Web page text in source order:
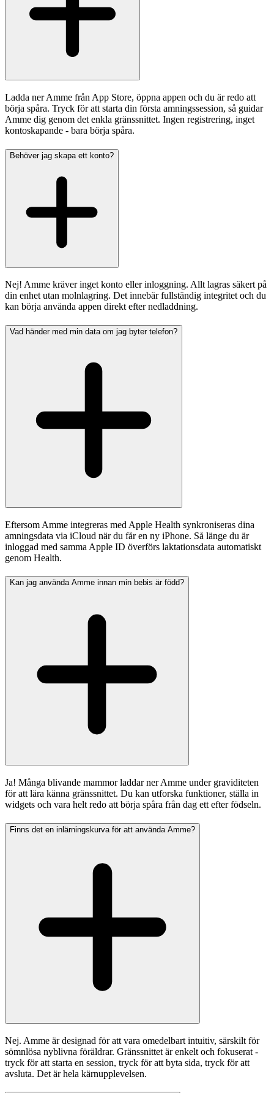
Ladda ner Amme från App Store, öppna appen och du är redo att
börja spåra. Tryck för att starta din första amningssession, så guidar
Amme dig genom det enkla gränssnittet. Ingen registrering, inget
kontoskapande - bara börja spåra.
Behöver jag skapa ett konto?
Nej! Amme kräver inget konto eller inloggning. Allt lagras säkert på
din enhet utan molnlagring. Det innebär fullständig integritet och du
kan börja använda appen direkt efter nedladdning.
Vad händer med min data om jag byter telefon?
Eftersom Amme integreras med Apple Health synkroniseras dina
amningsdata via iCloud när du får en ny iPhone. Så länge du är
inloggad med samma Apple ID överförs laktationsdata automatiskt
genom Health.
Kan jag använda Amme innan min bebis är född?
Ja! Många blivande mammor laddar ner Amme under graviditeten
för att lära känna gränssnittet. Du kan utforska funktioner, ställa in
widgets och vara helt redo att börja spåra från dag ett efter födseln.
Finns det en inlärningskurva för att använda Amme?
Nej. Amme är designad för att vara omedelbart intuitiv, särskilt för
sömnlösa nyblivna föräldrar. Gränssnittet är enkelt och fokuserat -
tryck för att starta en session, tryck för att byta sida, tryck för att
avsluta. Det är hela kärnupplevelsen.